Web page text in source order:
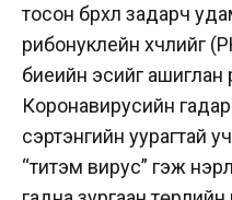
тосон бүрхүүл задарч
рибонуклейн хүчлийг
биеийн эсийг ашиглан
Коронавирусийн
сэртэнгийн уурагтай
“титэм вирус” гэж